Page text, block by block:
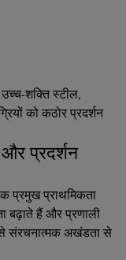
उच्च-शक्ति स्टील,
को कठोर प्रदर्शन
प्रदर्शन
प्रमुख प्राथमिकता
बढ़ाते हैं और प्रणाली
संरचनात्मक अखंडता से